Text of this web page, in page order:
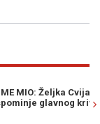
„Oluju“ naziva
za egzodus Srba iz